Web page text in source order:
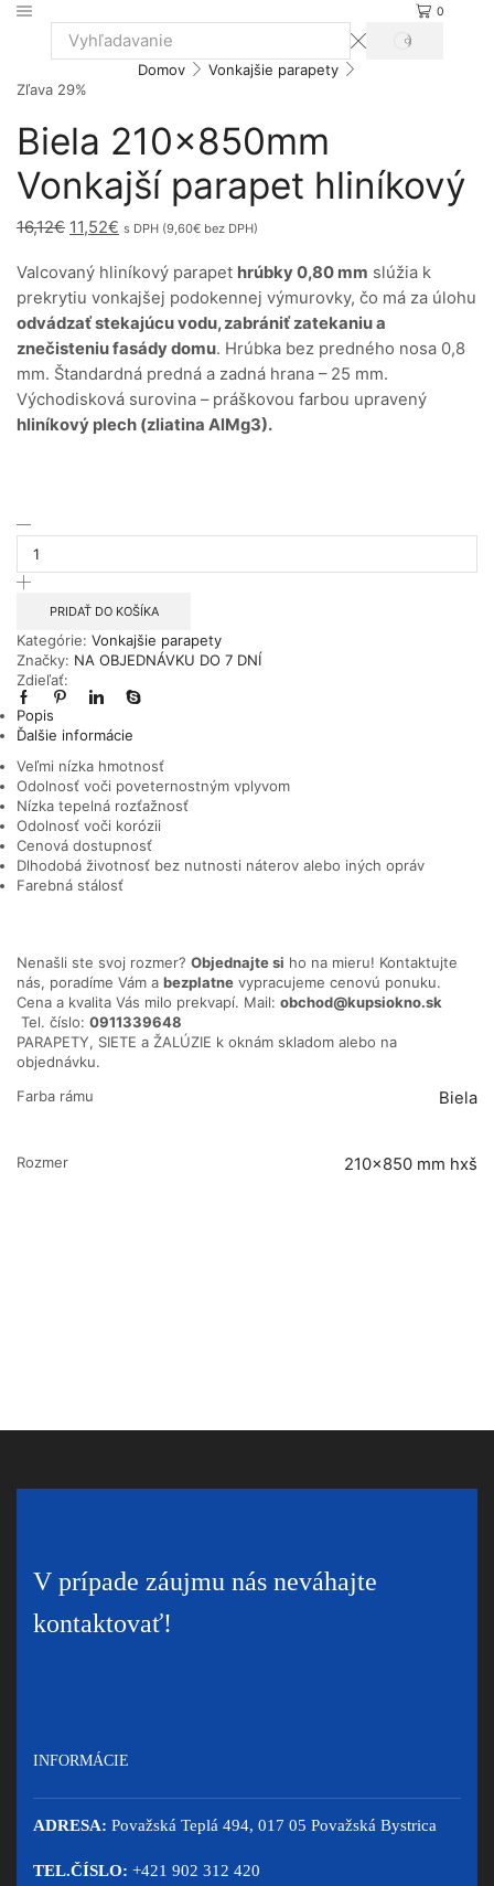
0
Search
VYHĽADÁVANIE
Domov
Vonkajšie parapety
Zľava 29%
Biela 210x850mm
Vonkajší parapet hliníkový
16,12€ Pôvodná
bola:
16,12€.
11,52€ Aktuálna
je:
11,52€.
s DPH (9,60€ bez DPH)
Valcovaný hliníkový parapet hrúbky 0,80 mm slúžia k
prekrytiu vonkajšej podokennej výmurovky, čo má za úlohu
odvádzať stekajúcu vodu, zabrániť zatekaniu a
znečisteniu fasády domu. Hrúbka bez predného nosa 0,8
mm. Štandardná predná a zadná hrana – 25 mm.
Východisková surovina – práškovou farbou upravený
hliníkový plech (zliatina AlMg3).
množstvo
210x850mm
Vonkajší
parapet
PRIDAŤ DO KOŠÍKA
Kategórie: Vonkajšie parapety
Značky: NA OBJEDNÁVKU DO 7 DNÍ
Zdieľať:
Popis
Ďalšie informácie
Veľmi nízka hmotnosť
Odolnosť voči poveternostným vplyvom
Nízka tepelná rozťažnosť
Odolnosť voči korózii
Cenová dostupnosť
Dlhodobá životnosť bez nutnosti náterov alebo iných opráv
Farebná stálosť
Nenašli ste svoj rozmer? Objednajte si ho na mieru! Kontaktujte
nás, poradíme Vám a bezplatne vypracujeme cenovú ponuku.
Cena a kvalita Vás milo prekvapí. Mail: obchod@kupsiokno.sk
Tel. číslo: 0911339648
PARAPETY, SIETE a ŽALÚZIE k oknám skladom alebo na
objednávku.
Farba rámu
Biela
Rozmer 210×850 mm hxš
V prípade záujmu nás neváhajte
kontaktovať!
INFORMÁCIE
ADRESA: Považská Teplá 494, 017 05 Považská Bystrica
TEL.ČÍSLO: +421 902 312 420